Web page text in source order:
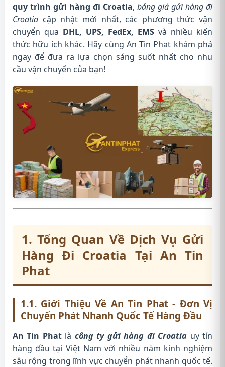
quy trình gửi hàng đi Croatia, bảng giá gửi hàng đi
Croatia cập nhật mới nhất, các phương thức vận
chuyển qua DHL, UPS, FedEx, EMS và nhiều kiến
thức hữu ích khác. Hãy cùng An Tin Phat khám phá
ngay để đưa ra lựa chọn sáng suốt nhất cho nhu
cầu vận chuyển của bạn!
1. Tổng Quan Về Dịch Vụ Gửi
Hàng Đi Croatia Tại An Tin
Phat
1.1. Giới Thiệu Về An Tin Phat - Đơn Vị
Chuyển Phát Nhanh Quốc Tế Hàng Đầu
An Tin Phatlà công ty gửi hàng đi Croatia uy tín
hàng đầu tại Việt Nam với nhiều năm kinh nghiệm
sâu rộng trong lĩnh vực chuyển phát nhanh quốc tế.